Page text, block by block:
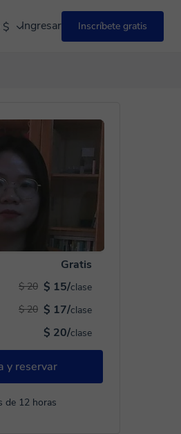
$ Ingresar Inscríbete gratis
Gratis
$ 15/clase
$ 20
$ 17/clase
$ 20
$ 20/clase
y reservar
de 12 horas